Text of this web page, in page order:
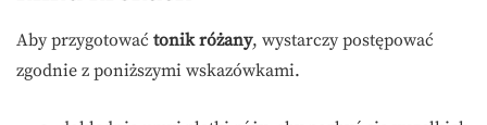
Aby przygotować tonik różany, wystarczy postępować
zgodnie z poniższymi wskazówkami.